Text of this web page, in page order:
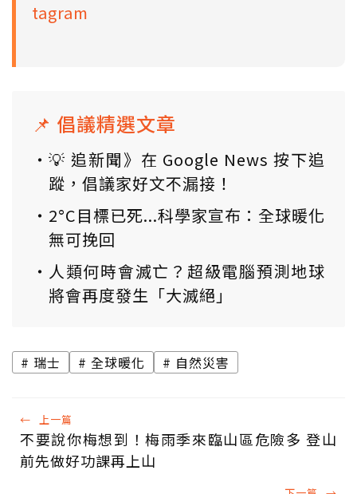
tagram
📌 倡議精選文章
💡 追新聞》在 Google News 按下追
蹤，倡議家好文不漏接！
2°C目標已死...科學家宣布：全球暖化
無可挽回
人類何時會滅亡？超級電腦預測地球
將會再度發生「大滅絕」
瑞士 全球暖化 自然災害
← 上一篇
不要說你梅想到！梅雨季來臨山區危險多 登山
前先做好功課再上山